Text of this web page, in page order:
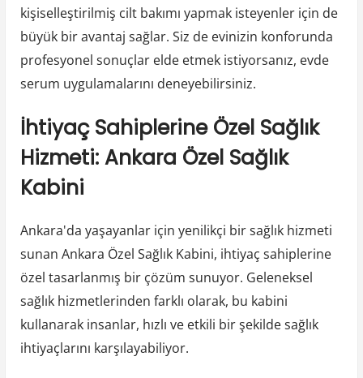
kişiselleştirilmiş cilt bakımı yapmak isteyenler için de
büyük bir avantaj sağlar. Siz de evinizin konforunda
profesyonel sonuçlar elde etmek istiyorsanız, evde
serum uygulamalarını deneyebilirsiniz.
İhtiyaç Sahiplerine Özel Sağlık
Hizmeti: Ankara Özel Sağlık
Kabini
Ankara'da yaşayanlar için yenilikçi bir sağlık hizmeti
sunan Ankara Özel Sağlık Kabini, ihtiyaç sahiplerine
özel tasarlanmış bir çözüm sunuyor. Geleneksel
sağlık hizmetlerinden farklı olarak, bu kabini
kullanarak insanlar, hızlı ve etkili bir şekilde sağlık
ihtiyaçlarını karşılayabiliyor.